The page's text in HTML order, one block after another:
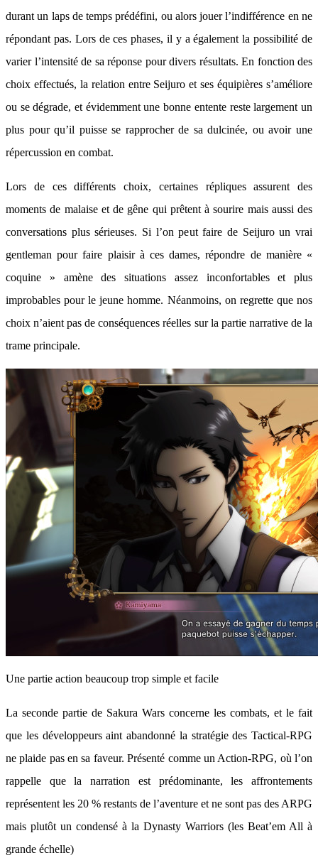
durant un laps de temps prédéfini, ou alors jouer l’indifférence en ne
répondant pas. Lors de ces phases, il y a également la possibilité de
varier l’intensité de sa réponse pour divers résultats. En fonction des
choix effectués, la relation entre Seijuro et ses équipières s’améliore
ou se dégrade, et évidemment une bonne entente reste largement un
plus pour qu’il puisse se rapprocher de sa dulcinée, ou avoir une
répercussion en combat.
Lors de ces différents choix, certaines répliques assurent des
moments de malaise et de gêne qui prêtent à sourire mais aussi des
conversations plus sérieuses. Si l’on peut faire de Seijuro un vrai
gentleman pour faire plaisir à ces dames, répondre de manière «
coquine » amène des situations assez inconfortables et plus
improbables pour le jeune homme. Néanmoins, on regrette que nos
choix n’aient pas de conséquences réelles sur la partie narrative de la
trame principale.
Une partie action beaucoup trop simple et facile
La seconde partie de Sakura Wars concerne les combats, et le fait
que les développeurs aint abandonné la stratégie des Tactical-RPG
ne plaide pas en sa faveur. Présenté comme un Action-RPG, où l’on
rappelle que la narration est prédominante, les affrontements
représentent les 20 % restants de l’aventure et ne sont pas des ARPG
mais plutôt un condensé à la Dynasty Warriors (les Beat’em All à
grande échelle)